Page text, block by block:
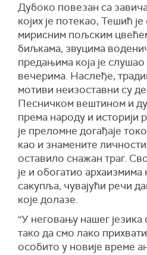
Дубоко повезан са
којих је потекао, Тешић
мирисним пољским
биљкама, звуцима
предањима која је
вечерима. Наслеђе,
мотиви неизоставни су
Песничком вештином и
према народу и историји
је преломне догађаје
као и знамените личности
оставило снажан траг.
је и обогатио архаизмима
сакупља, чувајући речи
које долазе.
''У неговању нашег
тако да смо лако
особито у новије време